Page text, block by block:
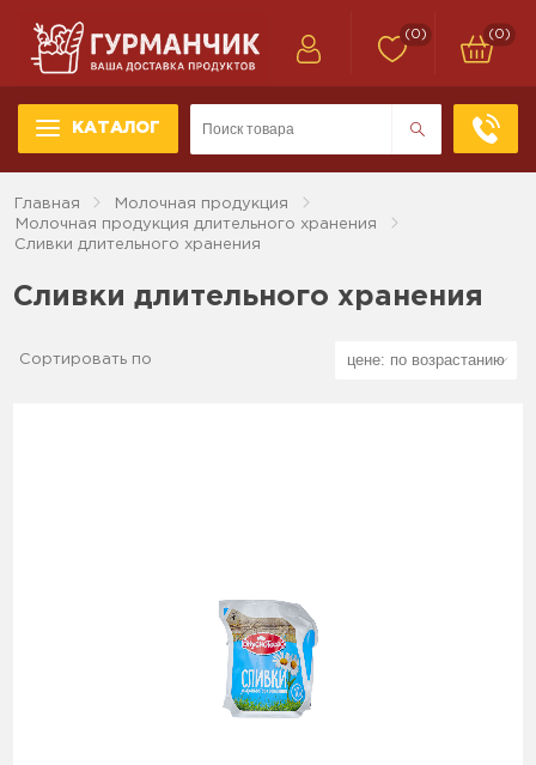
КАТАЛОГ
(0) (0)
Главная
Молочная продукция
Молочная продукция длительного хранения
Сливки длительного хранения
Сливки длительного хранения
Сортировать по